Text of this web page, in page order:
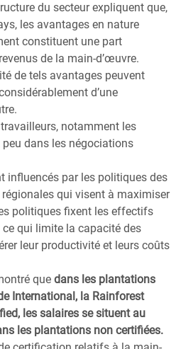
du secteur expliquent que,
les avantages en nature
constituent une part
de la main-d’œuvre.
de tels avantages peuvent
d’une
notamment les
dans les négociations
influencés par les politiques des
qui visent à maximiser
politiques fixent les effectifs
qui limite la capacité des
leur productivité et leurs coûts
que dans les plantations
International, la Rainforest
les salaires se situent au
les plantations non certifiées.